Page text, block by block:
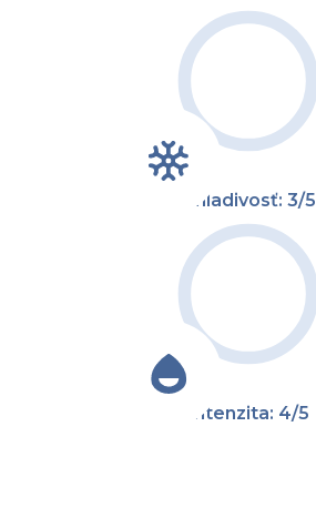
Chladivosť: 3/5
Intenzita: 4/5